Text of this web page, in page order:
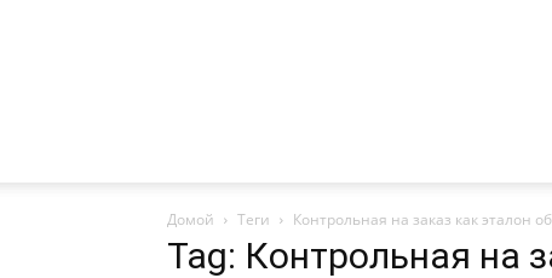
Домой Теги Контрольная на заказ как эталон
Tag: Контрольная на